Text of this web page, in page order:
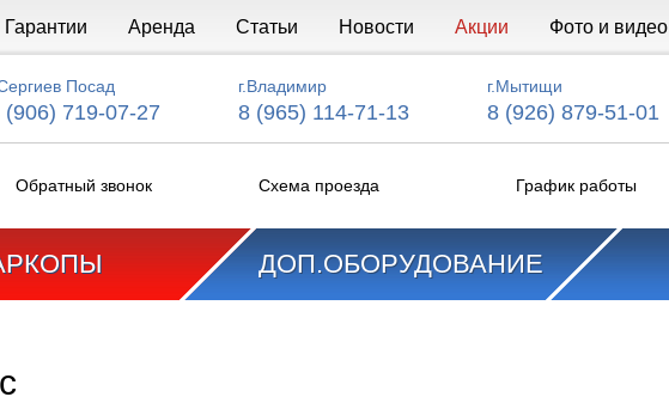
Гарантии Аренда Статьи Новости Акции Фото и видео
Посад
(906) 719-07-27
г.Владимир
8 (965) 114-71-13
г.Мытищи
8 (926) 879-51-01
Обратный звонок Схема проезда График работы
ДОП.ОБОРУДОВАНИЕ